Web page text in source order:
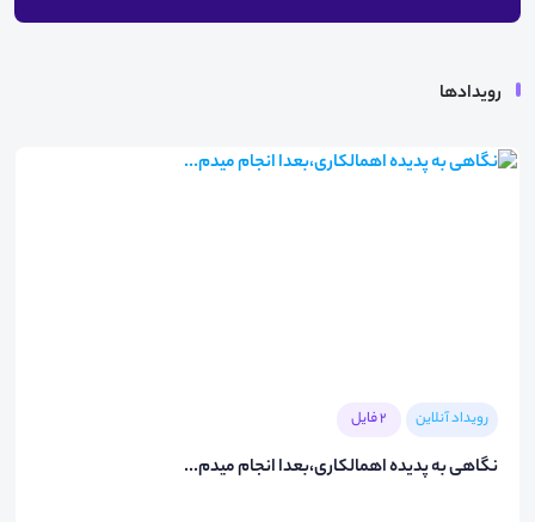
رویدادها
رویداد آنلاین 2 فایل
نگاهی به پدیده اهمالکاری،بعدا انجام میدم...